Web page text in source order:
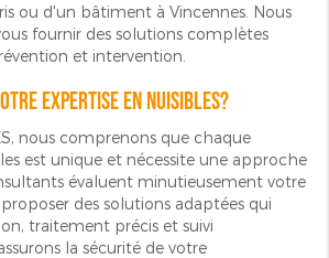
ou d'un bâtiment à Vincennes. Nous
fournir des solutions complètes
et intervention.
expertise en nuisibles?
nous comprenons que chaque
est unique et nécessite une approche
évaluent minutieusement votre
des solutions adaptées qui
traitement précis et suivi
la sécurité de votre